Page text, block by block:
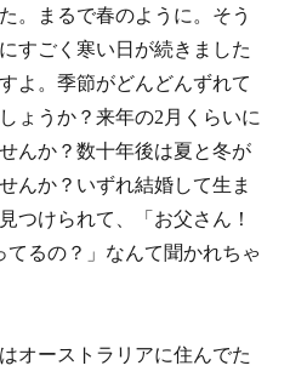
。まるで春のように。そう
すごく寒い日が続きました
よ。季節がどんどんずれて
ょうか？来年の2月くらいに
んか？数十年後は夏と冬が
んか？いずれ結婚して生ま
つけられて、「お父さん！
てるの？」なんて聞かれちゃ
オーストラリアに住んでた